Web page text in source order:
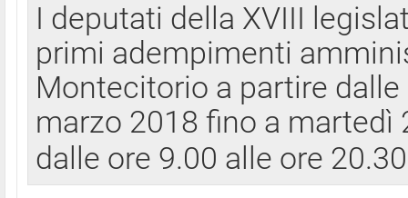
I deputati della XVIII
primi adempimenti
Montecitorio a partire
marzo 2018 fino a
dalle ore 9.00 alle ore